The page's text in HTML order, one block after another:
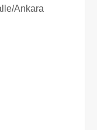
Ankara